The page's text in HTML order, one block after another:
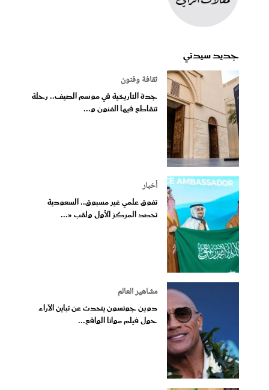
جديد سيدتي
ثقافة وفنون
جدة التاريخية في موسم الصيف.. رحلة
تتقاطع فيها الفنون و...
أخبار
تفوق علمي غير مسبوق.. السعودية
تحصد المركز الأول ولقب «...
مشاهير العالم
دوين جونسون يتحدث عن تباين الآراء
حول فيلم موانا الواقع...